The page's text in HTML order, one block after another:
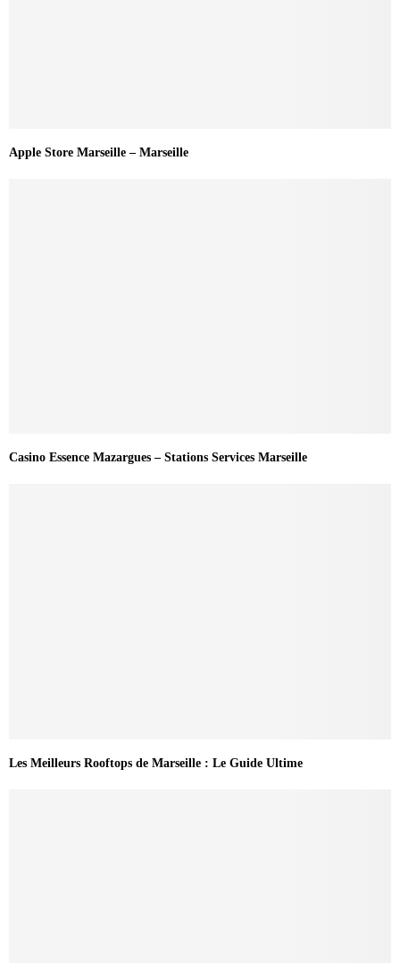
Apple Store Marseille – Marseille
Casino Essence Mazargues – Stations Services Marseille
Les Meilleurs Rooftops de Marseille : Le Guide Ultime